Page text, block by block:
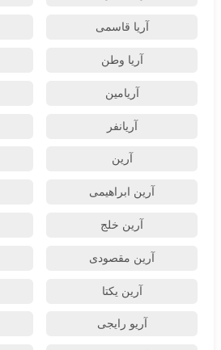
آریا قاسمی
آریا وطن
آریامین
آریانفر
آرین
آرین ابراهیمی
آرین خلج
آرین مقصودی
آرین یکتا
آریو رایجی